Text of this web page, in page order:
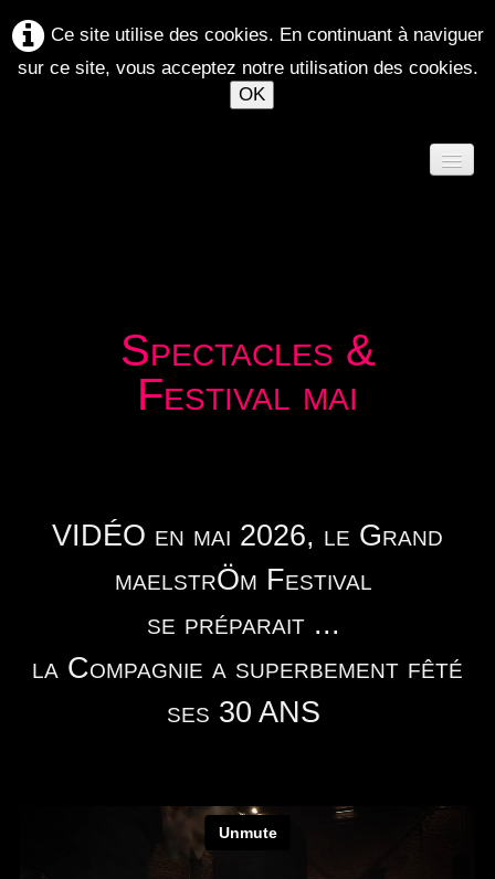
Ce site utilise des cookies. En continuant à naviguer
sur ce site, vous acceptez notre utilisation des cookies.
OK
ATELIERS 2026-2027
LE MAELSTRÖM
Spectacles &
Festival mai
VIDÉO en mai 2026, le Grand
maelstrÖm Festival
se préparait ...
la Compagnie a superbement fêté
ses 30 ANS